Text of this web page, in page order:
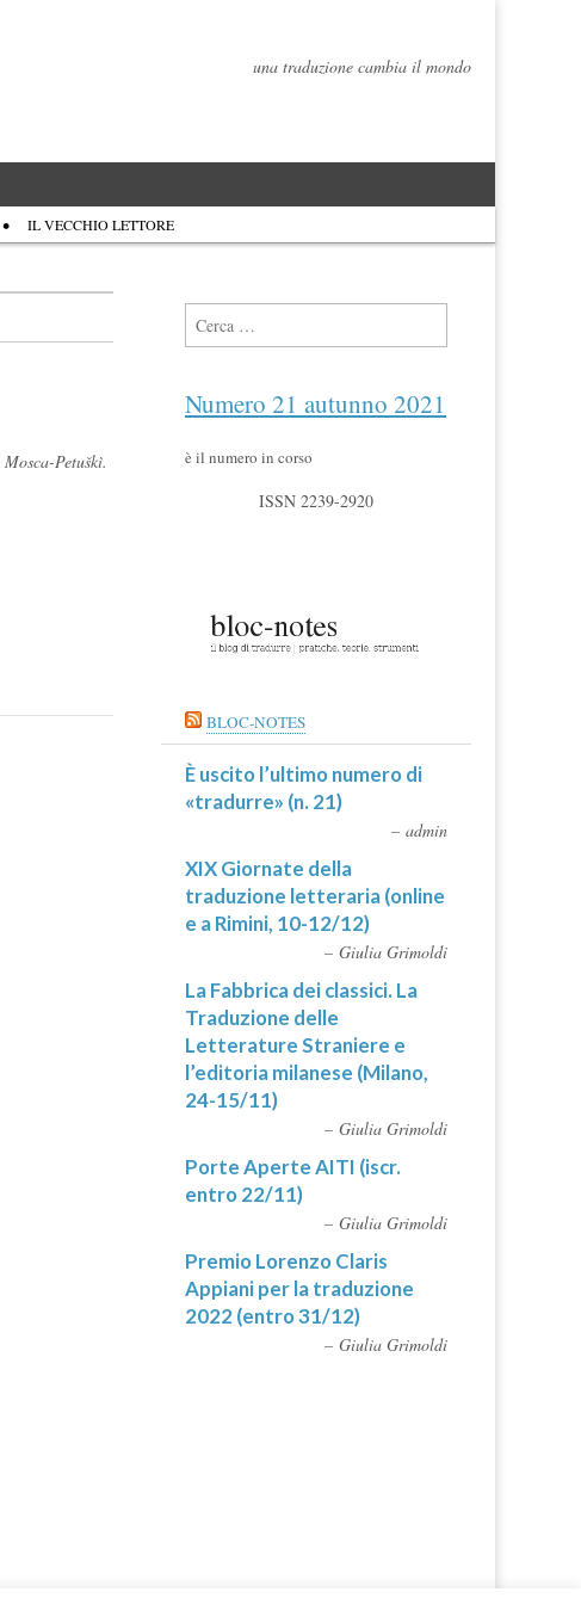
una traduzione cambia il mondo
IL VECCHIO LETTORE
Mosca-Petuškì.
Ricerca per:
Numero 21 autunno 2021
è il numero in corso
ISSN 2239-2920
BLOC-NOTES
È uscito l’ultimo numero di
«tradurre» (n. 21)
admin
XIX Giornate della
traduzione letteraria (online
e a Rimini, 10-12/12)
Giulia Grimoldi
La Fabbrica dei classici. La
Traduzione delle
Letterature Straniere e
l’editoria milanese (Milano,
24-15/11)
Giulia Grimoldi
Porte Aperte AITI (iscr.
entro 22/11)
Giulia Grimoldi
Premio Lorenzo Claris
Appiani per la traduzione
2022 (entro 31/12)
Giulia Grimoldi